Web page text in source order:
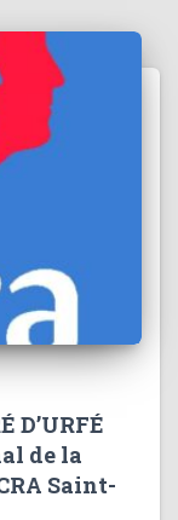
D’URFÉ
de la
Saint-